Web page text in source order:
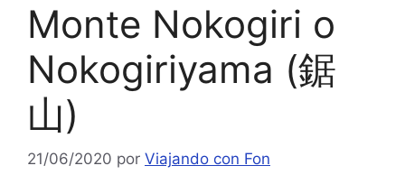
Monte Nokogiri o
Nokogiriyama (鋸
山)
21/06/2020 por Viajando con Fon